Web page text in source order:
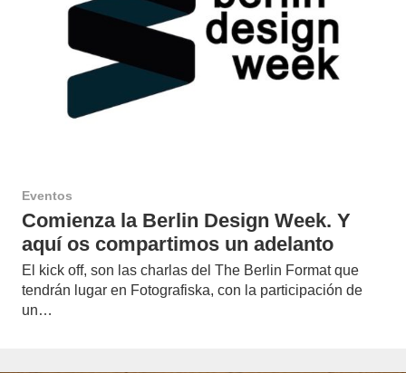
Eventos
Comienza la Berlin Design Week. Y
aquí os compartimos un adelanto
El kick off, son las charlas del The Berlin Format que
tendrán lugar en Fotografiska, con la participación de
un…